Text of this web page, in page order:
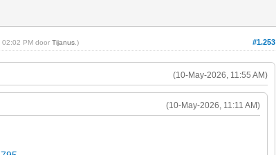
#1.253
02:02 PM doorTijanus .)
(10-May-2026, 11:55 AM)
(10-May-2026, 11:11 AM)